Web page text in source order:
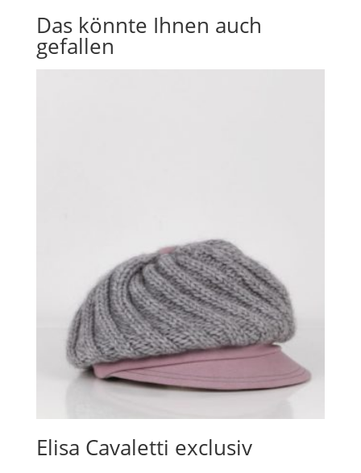
Das könnte Ihnen auch
gefallen
Elisa Cavaletti exclusiv